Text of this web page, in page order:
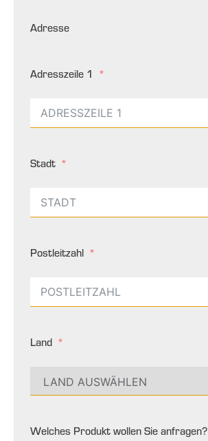
Adresse
Adresszeile 1
Stadt
Postleitzahl
Land
Welches Produkt wollen Sie anfragen?